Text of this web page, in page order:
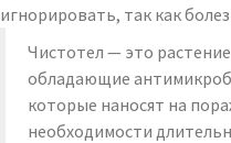
игнорировать, так как
Чистотел — это
обладающие
которые наносят на
необходимости